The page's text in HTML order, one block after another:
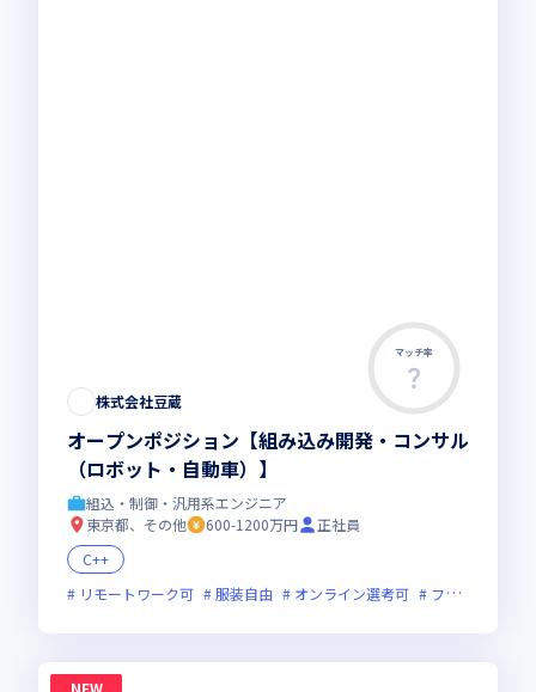
マッチ率
株式会社豆蔵
オープンポジション【組み込み開発・コンサル
（ロボット・自動車）】
組込・制御・汎用系エンジニア
東京都、その他
600-1200万円
正社員
C++
リモートワーク可
服装自由 オンライン選考可 フレックス制度あり
NEW